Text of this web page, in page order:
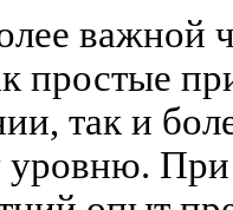
важной
простые
так и